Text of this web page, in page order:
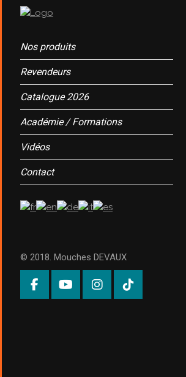
Nos produits
Revendeurs
Catalogue 2026
Académie / Formations
Vidéos
Contact
© 2018. Mouches DEVAUX